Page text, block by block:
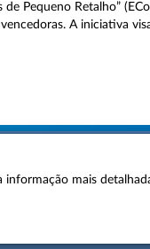
Pequeno Retalho”
A iniciativa
informação mais